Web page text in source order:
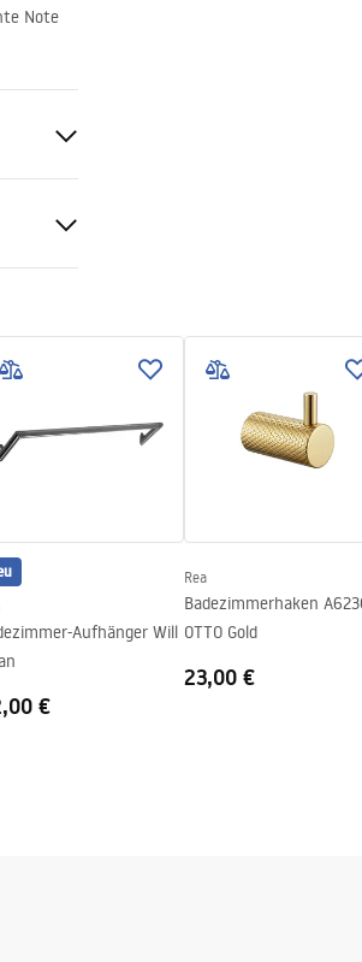
Note
Aufhänger Will
€
Rea
Badezimmerhaken
OTTO Gold
23,00 €